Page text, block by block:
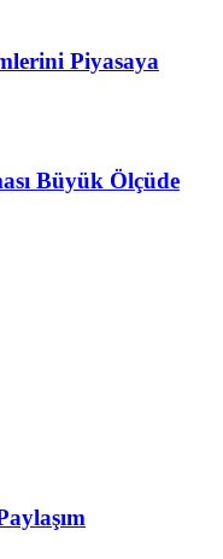
Piyasaya
Büyük Ölçüde